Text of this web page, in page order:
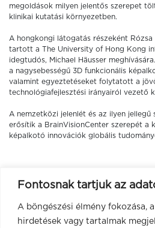
Fontosnak tartjuk az
A böngészési élmény fokozása,
hirdetések vagy tartalmak
megoldások milyen jelentős szerepet
klinikai kutatási környezetben.
A hongkongi látogatás részeként
tartott a The University of Hong Kong
idegtudós, Michael Häusser
a nagysebességű 3D funkcionális
valamint egyeztetéseket folytatott a
technológiafejlesztési irányairól vezető
A nemzetközi jelenlét és az ilyen
erősítik a BrainVisionCenter szerepét a
képalkotó innovációk globális